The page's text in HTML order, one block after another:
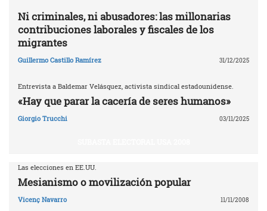
Ni criminales, ni abusadores: las millonarias
contribuciones laborales y fiscales de los
migrantes
Guillermo Castillo Ramírez 31/12/2025
Entrevista a Baldemar Velásquez, activista sindical estadounidense.
«Hay que parar la cacería de seres humanos»
Giorgio Trucchi 03/11/2025
Las elecciones en EE.UU.
Mesianismo o movilización popular
Vicenç Navarro 11/11/2008